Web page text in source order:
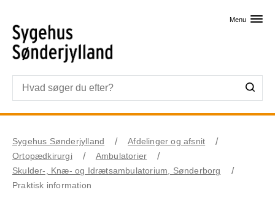
Menu
Sygehus Sønderjylland
Afdelinger og afsnit
Ortopædkirurgi
Ambulatorier
Skulder-, Knæ- og Idrætsambulatorium, Sønderborg
Praktisk information